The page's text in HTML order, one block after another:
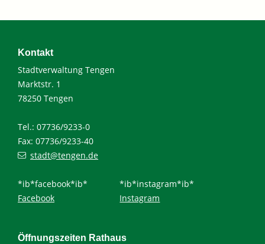
Kontakt
Stadtverwaltung Tengen
Marktstr. 1
78250 Tengen
Tel.: 07736/9233-0
Fax: 07736/9233-40
stadt@tengen.de
*ib*facebook*ib*
Facebook
*ib*instagram*ib*
Instagram
Öffnungszeiten Rathaus